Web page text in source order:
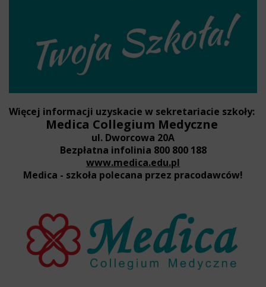
Więcej informacji uzyskacie w sekretariacie szkoły:
Medica Collegium Medyczne
ul. Dworcowa 20A
Bezpłatna infolinia 800 800 188
www.medica.edu.pl
Medica - szkoła polecana przez pracodawców!